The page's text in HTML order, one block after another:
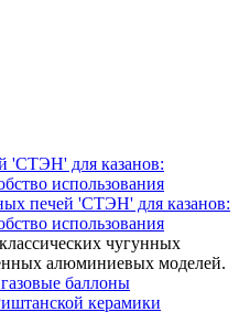
печей 'СТЭН' для казанов:
использования
чугунных
алюминиевых моделей.
баллоны
керамики